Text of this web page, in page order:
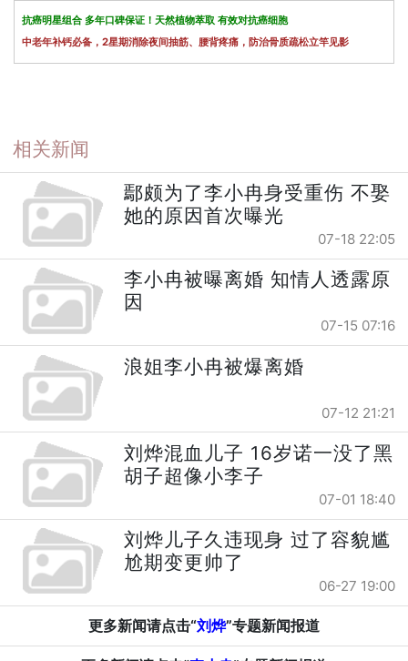
抗癌明星组合 多年口碑保证！天然植物萃取 有效对抗癌细胞
中老年补钙必备，2星期消除夜间抽筋、腰背疼痛，防治骨质疏松立竿见影
相关新闻
鄢颇为了李小冉身受重伤 不娶
她的原因首次曝光
07-18 22:05
李小冉被曝离婚 知情人透露原
因
07-15 07:16
浪姐李小冉被爆离婚
07-12 21:21
刘烨混血儿子 16岁诺一没了黑
胡子超像小李子
07-01 18:40
刘烨儿子久违现身 过了容貌尴
尬期变更帅了
06-27 19:00
更多新闻请点击“刘烨”专题新闻报道